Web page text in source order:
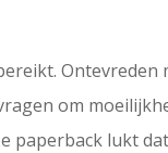
Ontevreden
om
paperback lukt